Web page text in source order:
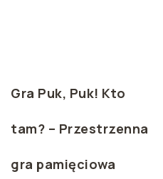
Gra Puk, Puk! Kto
tam? – Przestrzenna
gra pamięciowa